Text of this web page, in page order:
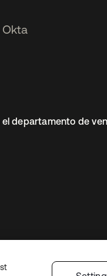
el departamento de
sitio Seguridad